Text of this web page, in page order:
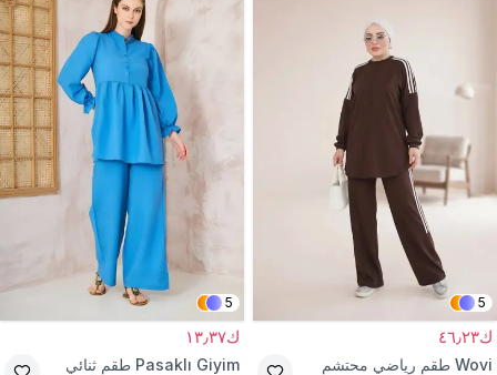
5
ك٤٦٫٢٣
Wovi طقم رياضي محتشم
5
ك١٣٫٣٧
Pasaklı Giyim طقم ثنائي